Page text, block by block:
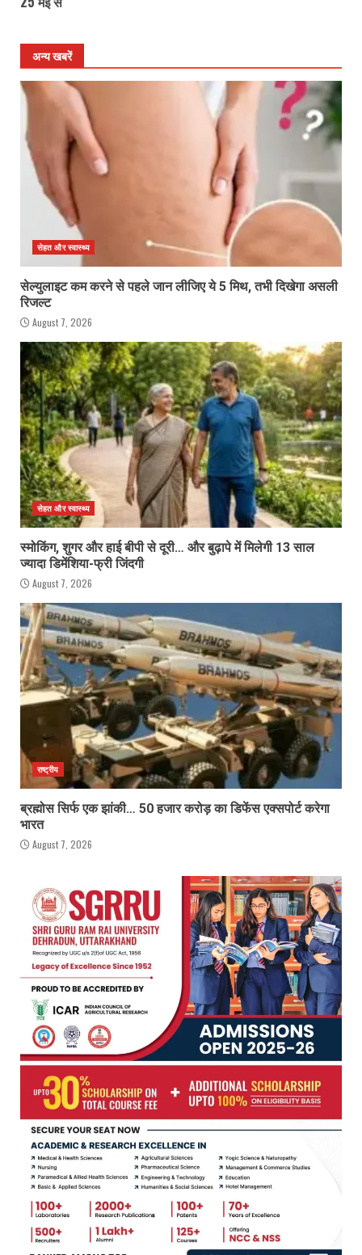
अन्य खबरें
सेहत और स्वास्थ्य
सेल्युलाइट कम करने से पहले जान लीजिए ये 5 मिथ, तभी दिखेगा असली
रिजल्ट
August 7, 2026
सेहत और स्वास्थ्य
स्मोकिंग, शुगर और हाई बीपी से दूरी… और बुढ़ापे में मिलेगी 13 साल
ज्यादा डिमेंशिया-फ्री जिंदगी
August 7, 2026
राष्ट्रीय
ब्रह्मोस सिर्फ एक झांकी… 50 हजार करोड़ का डिफेंस एक्सपोर्ट करेगा
भारत
August 7, 2026